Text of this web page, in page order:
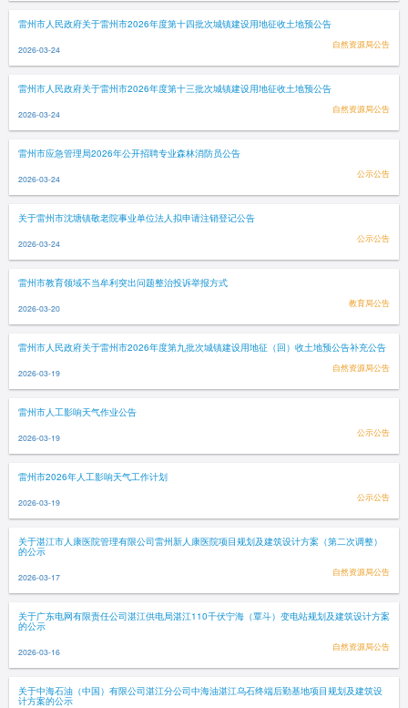
雷州市人民政府关于雷州市2026年度第十四批次城镇建设用地征收土地预公告
2026-03-24 自然资源局公告
雷州市人民政府关于雷州市2026年度第十三批次城镇建设用地征收土地预公告
2026-03-24 自然资源局公告
雷州市应急管理局2026年公开招聘专业森林消防员公告
2026-03-24 公示公告
关于雷州市沈塘镇敬老院事业单位法人拟申请注销登记公告
2026-03-24 公示公告
雷州市教育领域不当牟利突出问题整治投诉举报方式
2026-03-20 教育局公告
雷州市人民政府关于雷州市2026年度第九批次城镇建设用地征（回）收土地预公告补充公告
2026-03-19 自然资源局公告
雷州市人工影响天气作业公告
2026-03-19 公示公告
雷州市2026年人工影响天气工作计划
2026-03-19 公示公告
关于湛江市人康医院管理有限公司雷州新人康医院项目规划及建筑设计方案（第二次调整）
的公示
2026-03-17 自然资源局公告
关于广东电网有限责任公司湛江供电局湛江110千伏宁海（覃斗）变电站规划及建筑设计方案
的公示
2026-03-16 自然资源局公告
关于中海石油（中国）有限公司湛江分公司中海油湛江乌石终端后勤基地项目规划及建筑设
计方案的公示